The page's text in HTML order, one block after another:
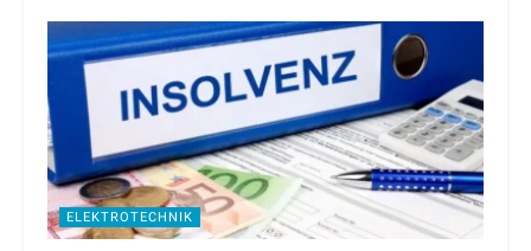
ELEKTROTECHNIK